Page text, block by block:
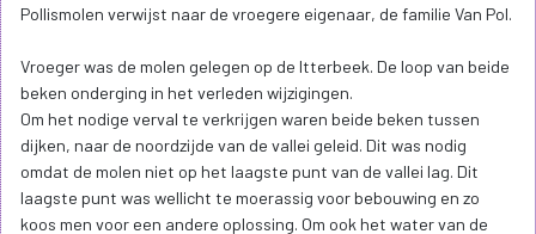
Pollismolen verwijst naar de vroegere eigenaar, de familie Van Pol.
Vroeger was de molen gelegen op de Itterbeek. De loop van beide
beken onderging in het verleden wijzigingen.
Om het nodige verval te verkrijgen waren beide beken tussen
dijken, naar de noordzijde van de vallei geleid. Dit was nodig
omdat de molen niet op het laagste punt van de vallei lag. Dit
laagste punt was wellicht te moerassig voor bebouwing en zo
koos men voor een andere oplossing. Om ook het water van de